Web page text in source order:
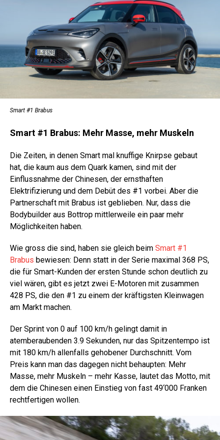
Smart #1 Brabus
Smart #1 Brabus: Mehr Masse, mehr Muskeln
Die Zeiten, in denen Smart mal knuffige Knirpse gebaut
hat, die kaum aus dem Quark kamen, sind mit der
Einflussnahme der Chinesen, der ernsthaften
Elektrifizierung und dem Debüt des #1 vorbei. Aber die
Partnerschaft mit Brabus ist geblieben. Nur, dass die
Bodybuilder aus Bottrop mittlerweile ein paar mehr
Möglichkeiten haben.
Wie gross die sind, haben sie gleich beim Smart #1
Brabus bewiesen: Denn statt in der Serie maximal 368 PS,
die für Smart-Kunden der ersten Stunde schon deutlich zu
viel wären, gibt es jetzt zwei E-Motoren mit zusammen
428 PS, die den #1 zu einem der kräftigsten Kleinwagen
am Markt machen.
Der Sprint von 0 auf 100 km/h gelingt damit in
atemberaubenden 3.9 Sekunden, nur das Spitzentempo ist
mit 180 km/h allenfalls gehobener Durchschnitt. Vom
Preis kann man das dagegen nicht behaupten: Mehr
Masse, mehr Muskeln – mehr Kasse, lautet das Motto, mit
dem die Chinesen einen Einstieg von fast 49‘000 Franken
rechtfertigen wollen.